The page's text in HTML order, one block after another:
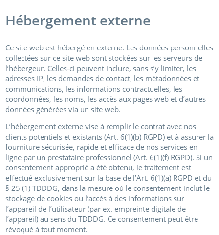
Hébergement externe
Ce site web est hébergé en externe. Les données personnelles
collectées sur ce site web sont stockées sur les serveurs de
l’hébergeur. Celles-ci peuvent inclure, sans s’y limiter, les
adresses IP, les demandes de contact, les métadonnées et
communications, les informations contractuelles, les
coordonnées, les noms, les accès aux pages web et d’autres
données générées via un site web.
L’hébergement externe vise à remplir le contrat avec nos
clients potentiels et existants (Art. 6(1)(b) RGPD) et à assurer la
fourniture sécurisée, rapide et efficace de nos services en
ligne par un prestataire professionnel (Art. 6(1)(f) RGPD). Si un
consentement approprié a été obtenu, le traitement est
effectué exclusivement sur la base de l’Art. 6(1)(a) RGPD et du
§ 25 (1) TDDDG, dans la mesure où le consentement inclut le
stockage de cookies ou l’accès à des informations sur
l’appareil de l’utilisateur (par ex. empreinte digitale de
l’appareil) au sens du TDDDG. Ce consentement peut être
révoqué à tout moment.